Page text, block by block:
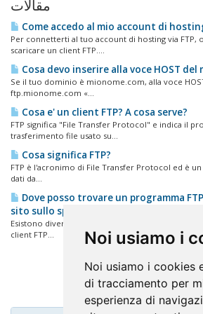
Noi usiamo i
Noi usiamo i cookies
di tracciamento per
esperienza di
مقالات
Come accedo al mio account di
Per connetterti al tuo account di hosting via FTP,
scaricare un client FTP....
Cosa devo inserire alla voce HOST del
Se il tuo dominio è mionome.com, alla voce
ftp.mionome.com «...
Cosa e' un client FTP? A cosa serve?
FTP significa "File Transfer Protocol" e indica il
trasferimento file usato su...
Cosa significa FTP?
FTP è l'acronimo di File Transfer Protocol ed è
dati da...
Dove posso trovare un programma
sito sullo spazio web?
Esistono diversi client FTP scaricabili
client FTP...